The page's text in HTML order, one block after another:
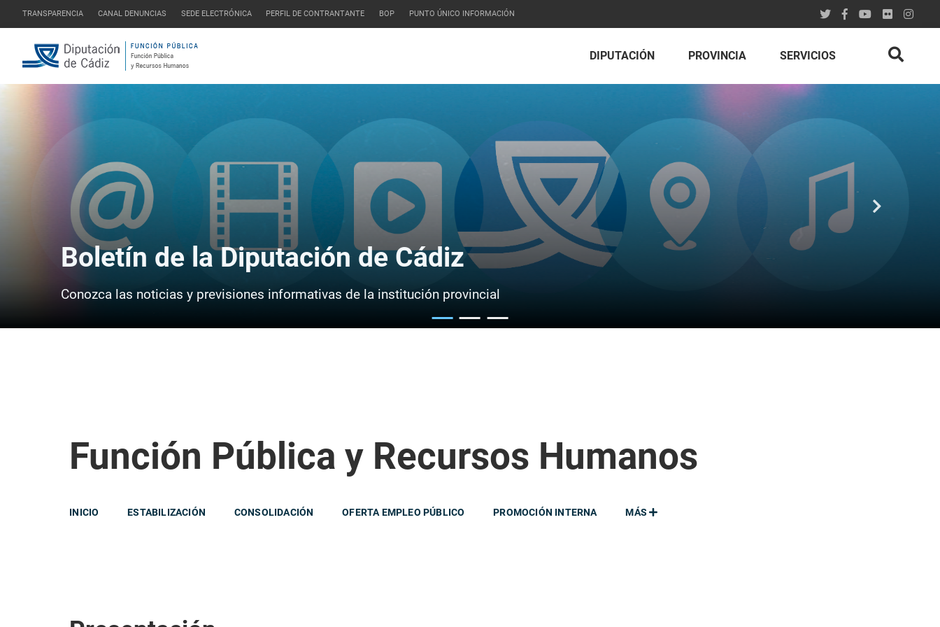
TRANSPARENCIA CANAL DENUNCIAS SEDE ELECTRÓNICA PERFIL DE CONTRANTANTE BOP PUNTO ÚNICO INFORMACIÓN
DIPUTACIÓN PROVINCIA SERVICIOS
Boletín de la Diputación de Cádiz
Conozca las noticias y previsiones informativas de la institución provincial
Función Pública y Recursos Humanos
MÁS
INICIO ESTABILIZACIÓN CONSOLIDACIÓN OFERTA EMPLEO PÚBLICO PROMOCIÓN INTERNA